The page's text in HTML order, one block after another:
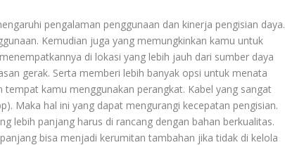
pengalaman penggunaan dan kinerja pengisian daya.
Kemudian juga yang memungkinkan kamu untuk
di lokasi yang lebih jauh dari sumber daya
gerak. Serta memberi lebih banyak opsi untuk menata
kamu menggunakan perangkat. Kabel yang sangat
Maka hal ini yang dapat mengurangi kecepatan pengisian.
lebih panjang harus di rancang dengan bahan berkualitas.
bisa menjadi kerumitan tambahan jika tidak di kelola